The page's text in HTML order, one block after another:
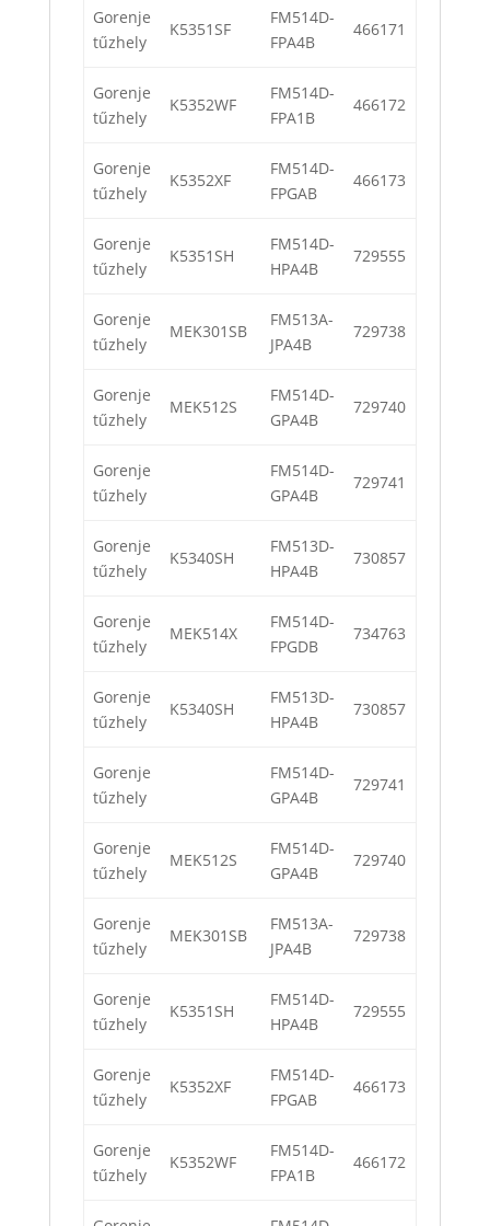
Gorenje
tűzhely
K5351SF
FM514D-
FPA4B
466171
Gorenje
tűzhely
K5352WF
FM514D-
FPA1B
466172
Gorenje
tűzhely
K5352XF
FM514D-
FPGAB
466173
Gorenje
tűzhely
K5351SH
FM514D-
HPA4B
729555
Gorenje
tűzhely
MEK301SB
FM513A-
JPA4B
729738
Gorenje
tűzhely
MEK512S
FM514D-
GPA4B
729740
Gorenje
tűzhely
FM514D-
GPA4B
729741
Gorenje
tűzhely
K5340SH
FM513D-
HPA4B
730857
Gorenje
tűzhely
MEK514X
FM514D-
FPGDB
734763
Gorenje
tűzhely
K5340SH
FM513D-
HPA4B
730857
Gorenje
tűzhely
FM514D-
GPA4B
729741
Gorenje
tűzhely
MEK512S
FM514D-
GPA4B
729740
Gorenje
tűzhely
MEK301SB
FM513A-
JPA4B
729738
Gorenje
tűzhely
K5351SH
FM514D-
HPA4B
729555
Gorenje
tűzhely
K5352XF
FM514D-
FPGAB
466173
Gorenje
tűzhely
K5352WF
FM514D-
FPA1B
466172